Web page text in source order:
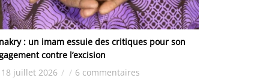
: un imam essuie des critiques pour son
contre l’excision
18 juillet 2026 / / 6 commentaires